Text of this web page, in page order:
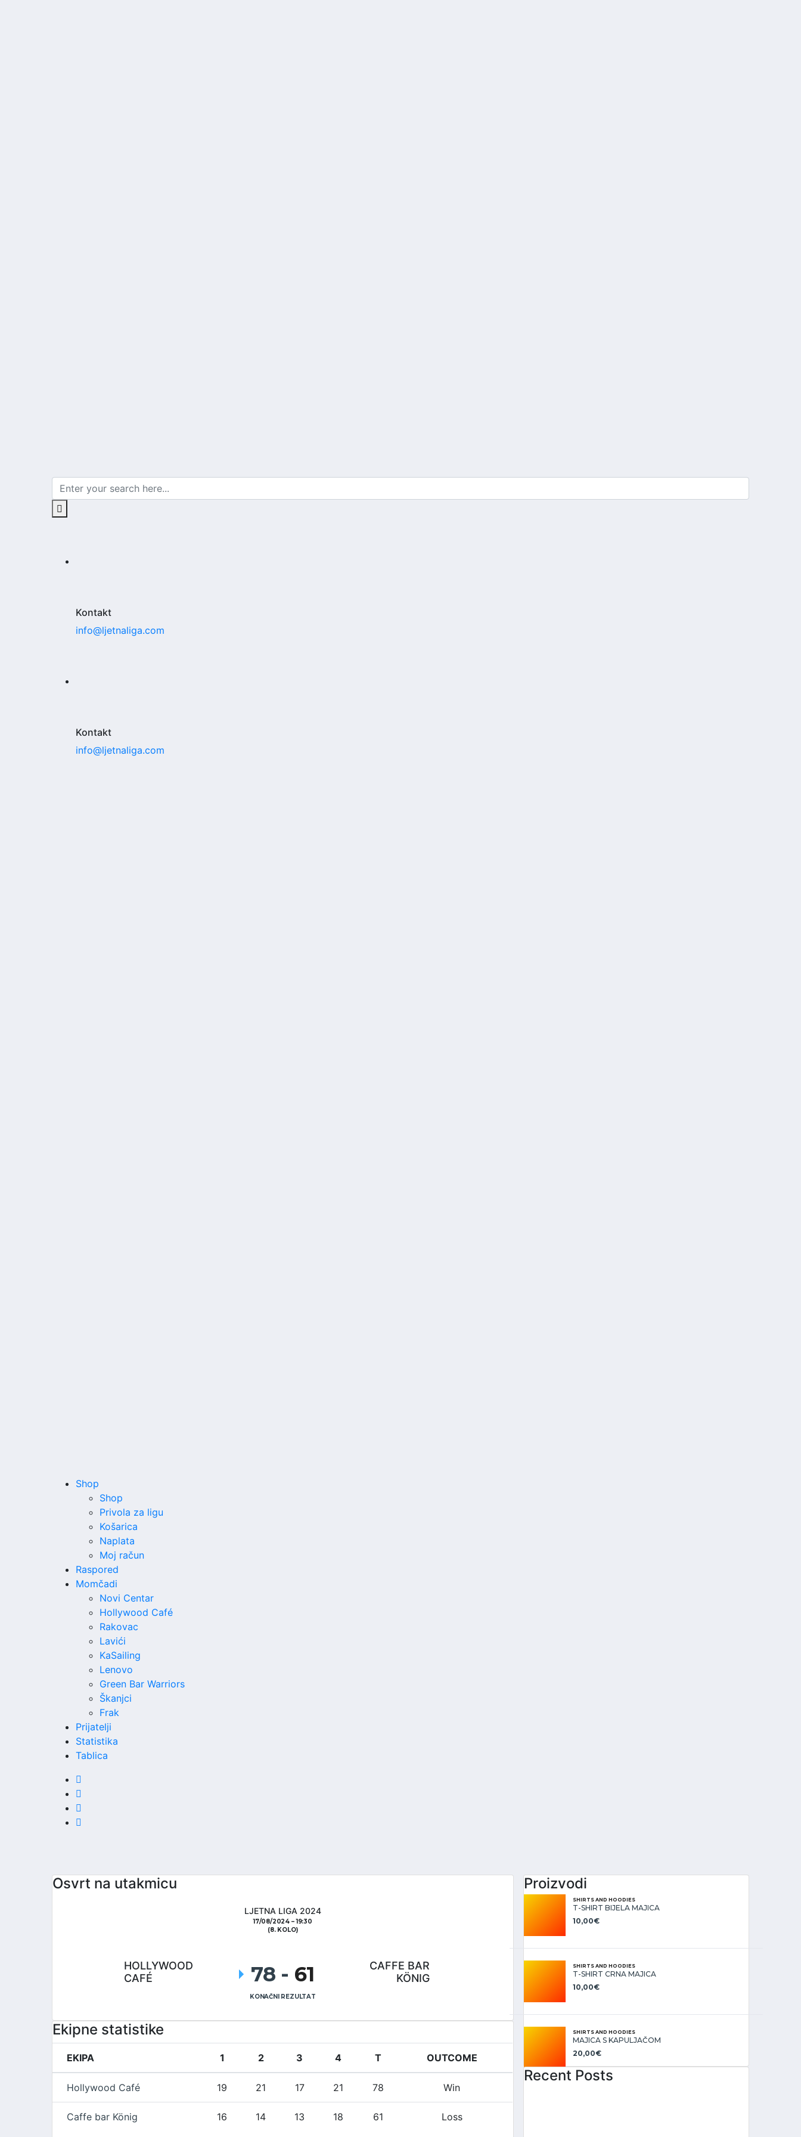
Kontakt
info@ljetnaliga.com
Kontakt
info@ljetnaliga.com
Shop
Shop
Privola za ligu
Košarica
Naplata
Moj račun
Raspored
Momčadi
Novi Centar
Hollywood Café
Rakovac
Lavići
KaSailing
Lenovo
Green Bar Warriors
Škanjci
Frak
Prijatelji
Statistika
Tablica
Osvrt na utakmicu
LJETNA LIGA 2024
17/08/2024
19:30
(8. KOLO)
HOLLYWOOD
CAFÉ
CAFFE BAR
KÖNIG
78 - 61
KONAČNI REZULTAT
Ekipne statistike
EKIPA 1 2 3 4 T OUTCOME
Hollywood Café 19 21 17 21 78 Win
Caffe bar König 16 14 13 18 61 Loss
Proizvodi
SHIRTS AND HOODIES
T-SHIRT BIJELA MAJICA
10,00€
SHIRTS AND HOODIES
T-SHIRT CRNA MAJICA
10,00€
SHIRTS AND HOODIES
MAJICA S KAPULJAČOM
20,00€
Recent Posts